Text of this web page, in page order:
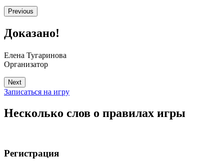
Previous
Доказано!
Елена Тугаринова
Организатор
Next
Записаться на игру
Несколько слов о правилах игры
Регистрация